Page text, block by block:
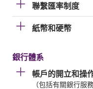
聯繫匯率制度
紙幣和硬幣
銀行體系
帳戶的開立和操
（包括有關銀行服